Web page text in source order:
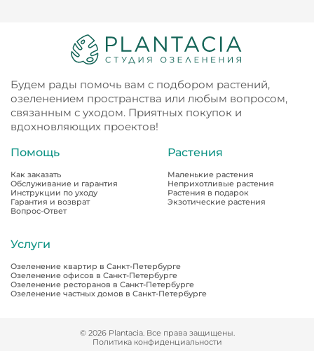
Будем рады помочь вам с подбором растений,
озеленением пространства или любым вопросом,
связанным с уходом. Приятных покупок и
вдохновляющих проектов!
Помощь
Как заказать
Обслуживание и гарантия
Инструкции по уходу
Гарантия и возврат
Вопрос-Ответ
Растения
Маленькие растения
Неприхотливые растения
Растения в подарок
Экзотические растения
Услуги
Озеленение квартир в Санкт-Петербурге
Озеленение офисов в Санкт-Петербурге
Озеленение ресторанов в Санкт-Петербурге
Озеленение частных домов в Санкт-Петербурге
© 2026 Plantacia. Все права защищены.
Политика конфиденциальности